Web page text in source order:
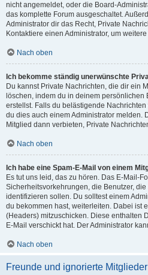
nicht angemeldet, oder die Board-
das komplette Forum ausgeschaltet.
Administrator dir das Recht, Private
Kontaktiere einen Administrator, um
Nach oben
Ich bekomme ständig unerwünschte
Du kannst Private Nachrichten, die dir ein
löschen, indem du in deinem persönlichen
erstellst. Falls du belästigende
du dies auch einem Administrator melden.
Mitglied dann verbieten, Private
Nach oben
Ich habe eine Spam-E-Mail von einem
Es tut uns leid, das zu hören. Das E-Mail-
Sicherheitsvorkehrungen, die Benutzer,
identifizieren sollen. Du solltest einem
du bekommen hast, weiterleiten. Dabei ist
(Headers) mitzuschicken. Diese enthalten
E-Mail verschickt hat. Der Administrator
Nach oben
Freunde und ignorierte Mitglieder